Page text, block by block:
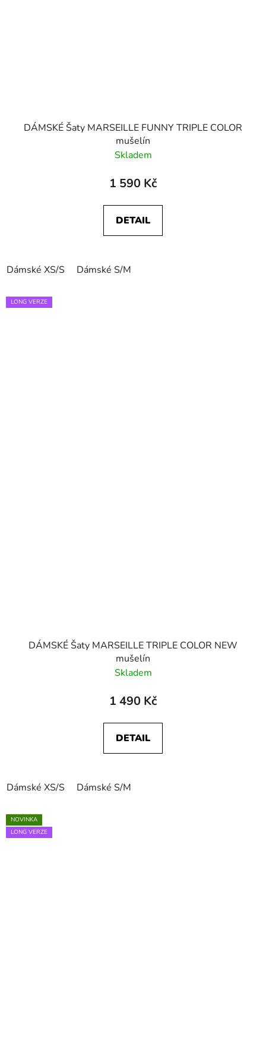
DÁMSKÉ Šaty MARSEILLE FUNNY TRIPLE COLOR
mušelín
Skladem
1 590 Kč
DETAIL
Dámské XS/S Dámské S/M
LONG VERZE
DÁMSKÉ Šaty MARSEILLE TRIPLE COLOR NEW
mušelín
Skladem
1 490 Kč
DETAIL
Dámské XS/S Dámské S/M
NOVINKA
LONG VERZE